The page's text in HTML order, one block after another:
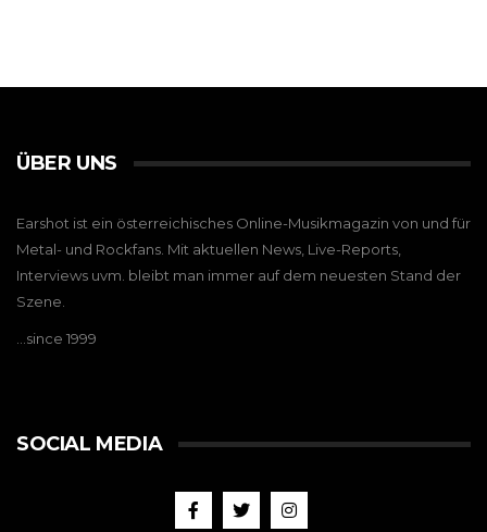
ÜBER UNS
Earshot ist ein österreichisches Online-Musikmagazin von und für
Metal- und Rockfans. Mit aktuellen News, Live-Reports,
Interviews uvm. bleibt man immer auf dem neuesten Stand der
Szene.
…since 1999
SOCIAL MEDIA